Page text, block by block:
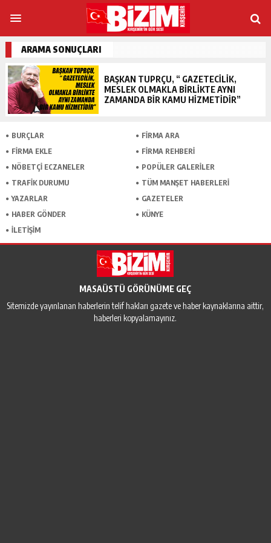
ARAMA SONUÇLARI
BAŞKAN TUPRÇU, “ GAZETECİLİK,
MESLEK OLMAKLA BİRLİKTE AYNI
ZAMANDA BİR KAMU HİZMETİDİR”
BURÇLAR
FİRMA ARA
FİRMA EKLE
FİRMA REHBERİ
NÖBETÇİ ECZANELER
POPÜLER GALERİLER
TRAFİK DURUMU
TÜM MANŞET HABERLERİ
YAZARLAR
GAZETELER
HABER GÖNDER
KÜNYE
İLETİŞİM
MASAÜSTÜ GÖRÜNÜME GEÇ
Sitemizde yayınlanan haberlerin telif hakları gazete ve haber kaynaklarına aittir,
haberleri kopyalamayınız.